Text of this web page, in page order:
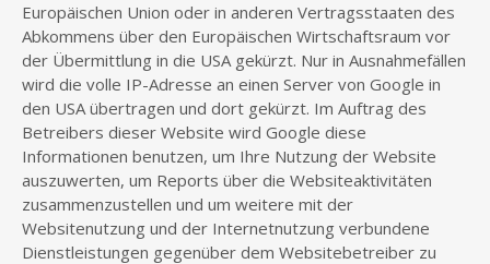
Europäischen Union oder in anderen Vertragsstaaten des
Abkommens über den Europäischen Wirtschaftsraum vor
der Übermittlung in die USA gekürzt. Nur in Ausnahmefällen
wird die volle IP-Adresse an einen Server von Google in
den USA übertragen und dort gekürzt. Im Auftrag des
Betreibers dieser Website wird Google diese
Informationen benutzen, um Ihre Nutzung der Website
auszuwerten, um Reports über die Websiteaktivitäten
zusammenzustellen und um weitere mit der
Websitenutzung und der Internetnutzung verbundene
Dienstleistungen gegenüber dem Websitebetreiber zu